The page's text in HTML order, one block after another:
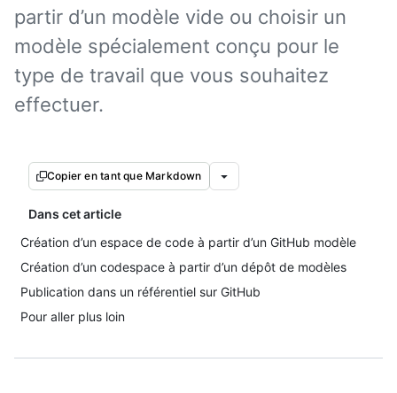
partir d’un modèle vide ou choisir un
modèle spécialement conçu pour le
type de travail que vous souhaitez
effectuer.
Copier en tant que Markdown
Dans cet article
Création d’un espace de code à partir d’un GitHub modèle
Création d’un codespace à partir d’un dépôt de modèles
Publication dans un référentiel sur GitHub
Pour aller plus loin